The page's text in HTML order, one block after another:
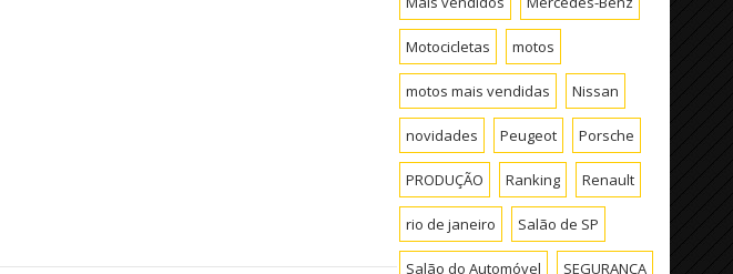
Motocicletas motos
motos mais vendidas Nissan
novidades Peugeot Porsche
PRODUÇÃO Ranking Renault
rio de janeiro Salão de SP
Salão do Automóvel SEGURANÇA